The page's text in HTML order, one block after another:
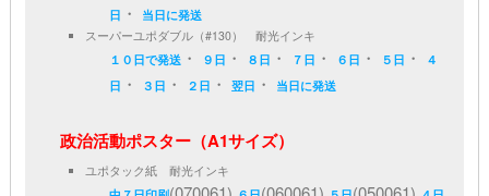
日 ・
当日に発送
スーパーユポダブル（#130） 耐光インキ
１０日で発送 ・ ９日 ・ ８日 ・ ７日 ・ ６日 ・ ５日 ・
４
日 ・ ３日 ・ ２日 ・翌日 ・ 当日に発送
政治活動ポスター（A1サイズ）
ユポタック紙 耐光インキ